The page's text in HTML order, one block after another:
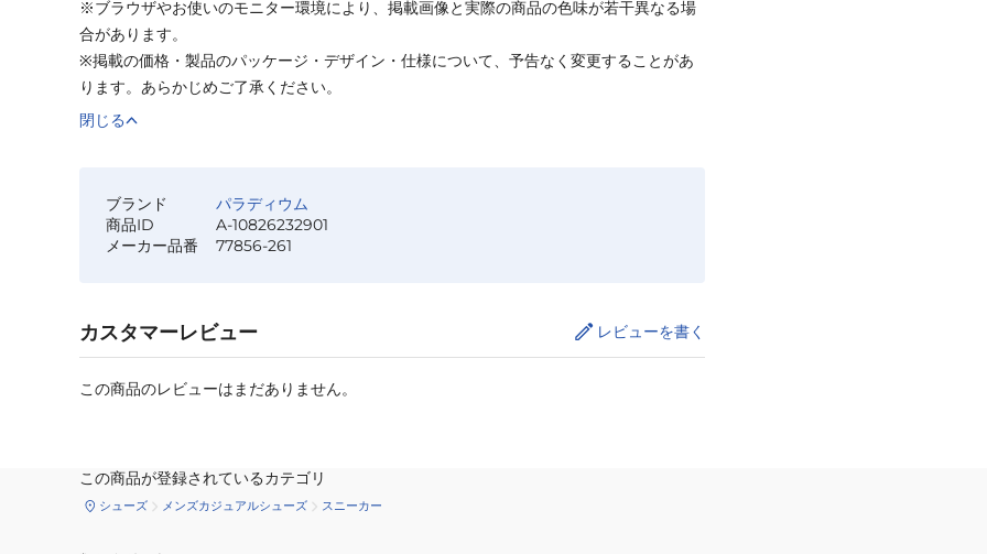
※ブラウザやお使いのモニター環境により、掲載画像と実際の商品の色味が若干異なる場
合があります。
※掲載の価格・製品のパッケージ・デザイン・仕様について、予告なく変更することがあ
ります。あらかじめご了承ください。
閉じる
ブランド
パラディウム
商品ID
A-10826232901
メーカー品番
77856-261
カスタマーレビュー レビューを書く
この商品のレビューはまだありません。
この商品が登録されているカテゴリ
シューズ メンズカジュアルシューズ スニーカー